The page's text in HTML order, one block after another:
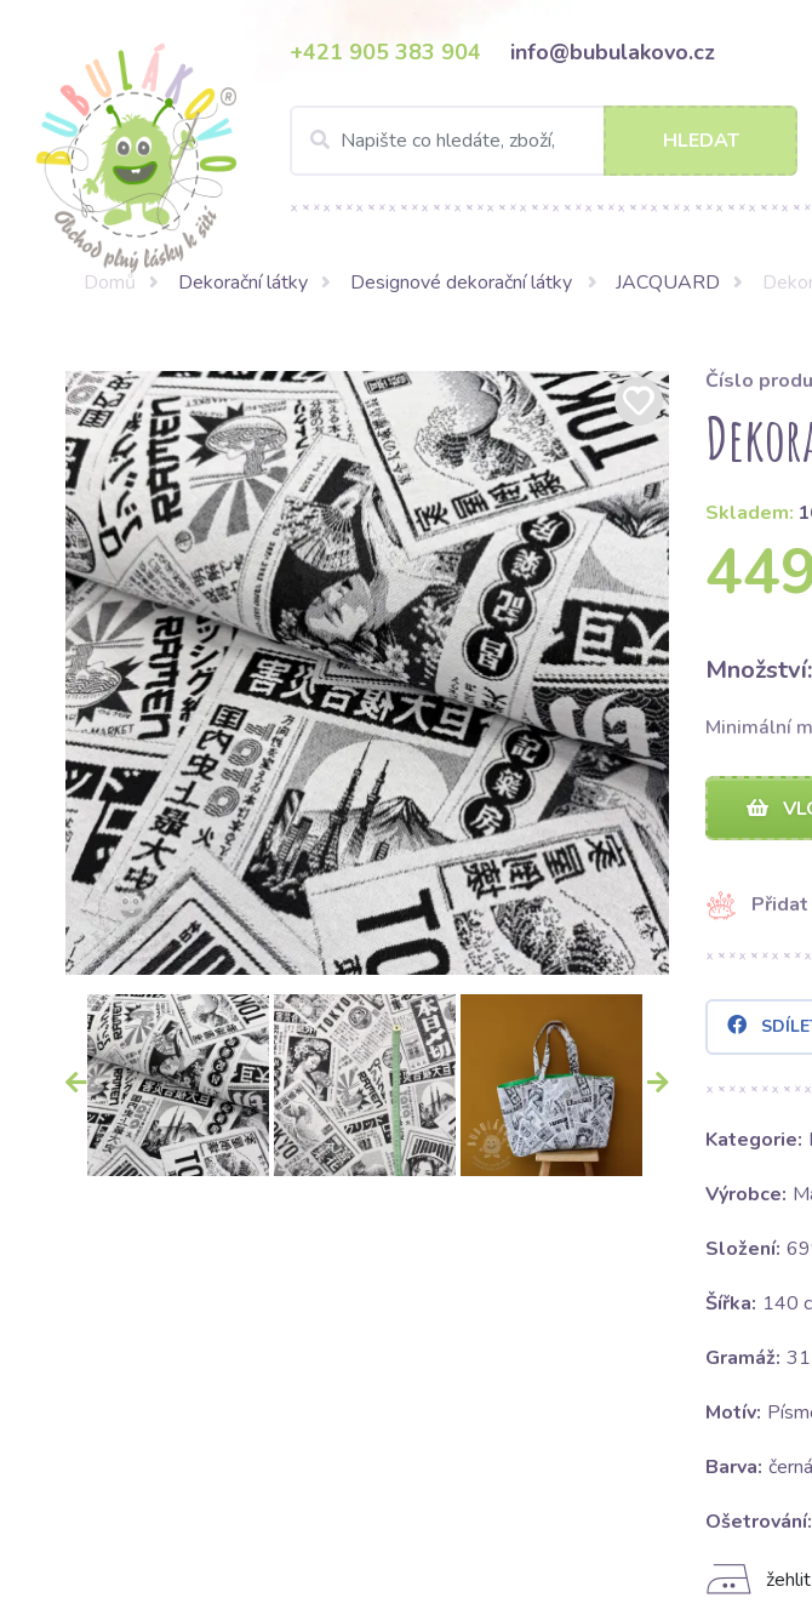
+421 905 383 904 info@bubulakovo.cz
HLEDAT
Domů Dekorační látky Designové dekorační látky JACQUARD
Číslo
Skladem:
Množství:
Minimální
Kategorie:
Výrobce:
Složení:
Šířka: 140
Gramáž:
Motív:
Barva: černá
Ošetrování:
E